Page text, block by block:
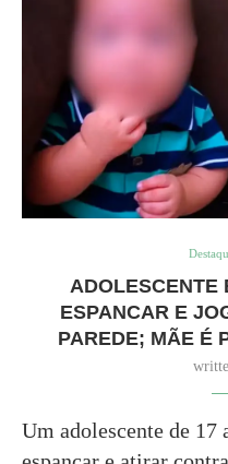
ADOLESCENTE
ESPANCAR E
PAREDE; MÃE É
Um adolescente de 17